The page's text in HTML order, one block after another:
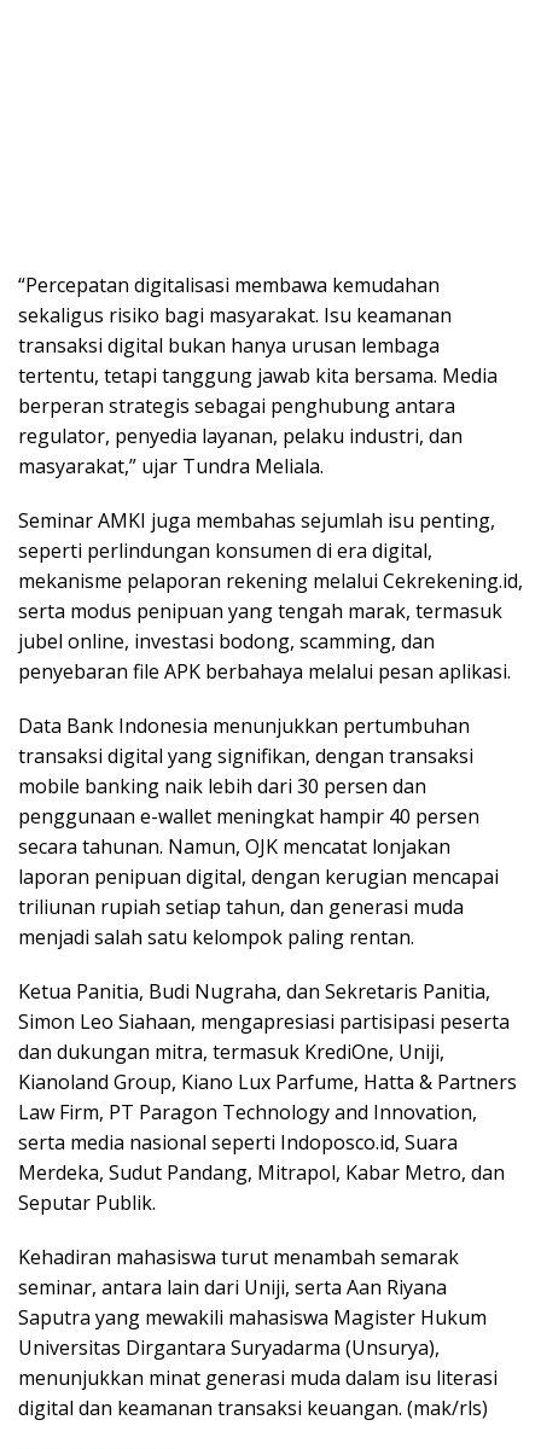
“Percepatan digitalisasi membawa kemudahan
sekaligus risiko bagi masyarakat. Isu keamanan
transaksi digital bukan hanya urusan lembaga
tertentu, tetapi tanggung jawab kita bersama. Media
berperan strategis sebagai penghubung antara
regulator, penyedia layanan, pelaku industri, dan
masyarakat,” ujar Tundra Meliala.
Seminar AMKI juga membahas sejumlah isu penting,
seperti perlindungan konsumen di era digital,
mekanisme pelaporan rekening melalui Cekrekening.id,
serta modus penipuan yang tengah marak, termasuk
jubel online, investasi bodong, scamming, dan
penyebaran file APK berbahaya melalui pesan aplikasi.
Data Bank Indonesia menunjukkan pertumbuhan
transaksi digital yang signifikan, dengan transaksi
mobile banking naik lebih dari 30 persen dan
penggunaan e-wallet meningkat hampir 40 persen
secara tahunan. Namun, OJK mencatat lonjakan
laporan penipuan digital, dengan kerugian mencapai
triliunan rupiah setiap tahun, dan generasi muda
menjadi salah satu kelompok paling rentan.
Ketua Panitia, Budi Nugraha, dan Sekretaris Panitia,
Simon Leo Siahaan, mengapresiasi partisipasi peserta
dan dukungan mitra, termasuk KrediOne, Uniji,
Kianoland Group, Kiano Lux Parfume, Hatta & Partners
Law Firm, PT Paragon Technology and Innovation,
serta media nasional seperti Indoposco.id, Suara
Merdeka, Sudut Pandang, Mitrapol, Kabar Metro, dan
Seputar Publik.
Kehadiran mahasiswa turut menambah semarak
seminar, antara lain dari Uniji, serta Aan Riyana
Saputra yang mewakili mahasiswa Magister Hukum
Universitas Dirgantara Suryadarma (Unsurya),
menunjukkan minat generasi muda dalam isu literasi
digital dan keamanan transaksi keuangan. (mak/rls)